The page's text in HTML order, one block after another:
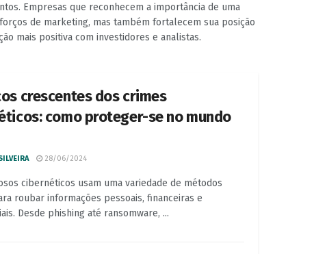
Empresas que reconhecem a importância de uma
de marketing, mas também fortalecem sua posição
mais positiva com investidores e analistas.
crescentes dos crimes
como proteger-se no mundo
28/06/2024
cibernéticos usam uma variedade de métodos
roubar informações pessoais, financeiras e
Desde phishing até ransomware, ...